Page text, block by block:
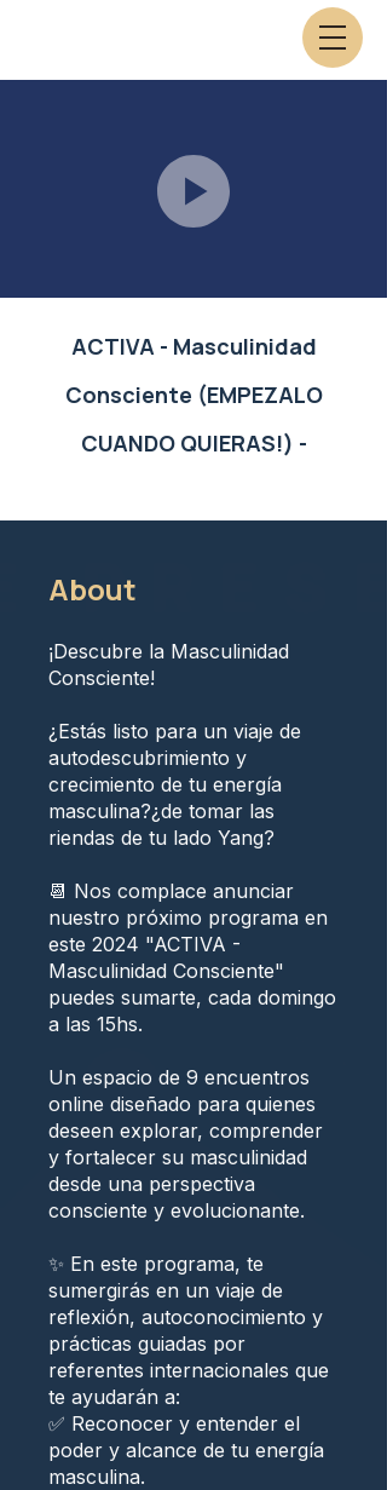
ACTIVA - Masculinidad
Consciente (EMPEZALO
CUANDO QUIERAS!) -
About
¡Descubre la Masculinidad
Consciente!
¿Estás listo para un viaje de
autodescubrimiento y
crecimiento de tu energía
masculina?¿de tomar las
riendas de tu lado Yang?
📆 Nos complace anunciar
nuestro próximo programa en
este 2024 "ACTIVA -
Masculinidad Consciente"
puedes sumarte, cada domingo
a las 15hs.
Un espacio de 9 encuentros
online diseñado para quienes
deseen explorar, comprender
y fortalecer su masculinidad
desde una perspectiva
consciente y evolucionante.
✨ En este programa, te
sumergirás en un viaje de
reflexión, autoconocimiento y
prácticas guiadas por
referentes internacionales que
te ayudarán a:
✅ Reconocer y entender el
poder y alcance de tu energía
masculina.